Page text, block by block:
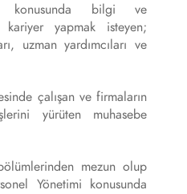
konusunda bilgi ve
yapmak isteyen;
uzman yardımcıları ve
çalışan ve firmaların
yürüten muhasebe
mezun olup
Yönetimi konusunda